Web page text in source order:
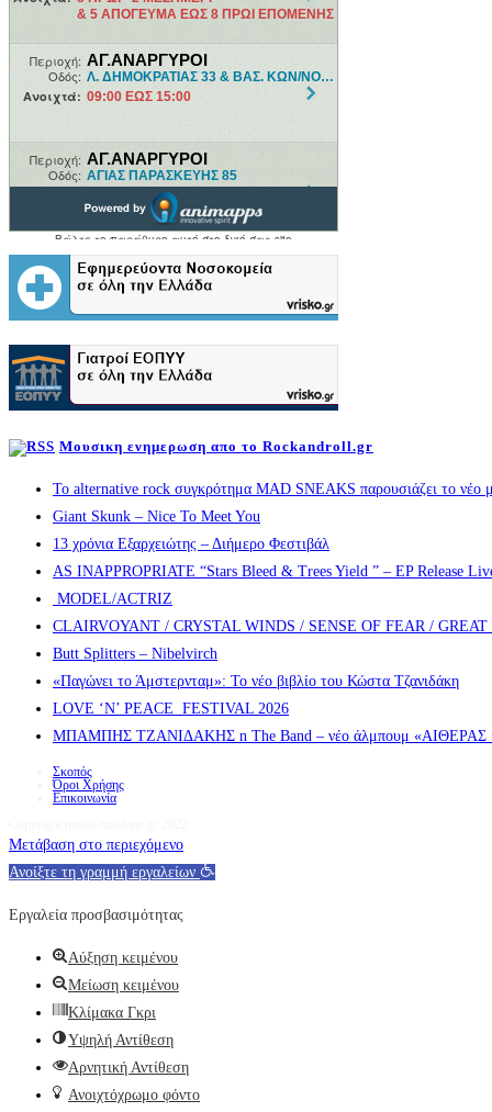
Μουσικη ενημερωση απο το Rockandroll.gr
Το alternative rock συγκρότημα MAD SNEAKS παρουσιάζει το νέο
Giant Skunk – Nice To Meet You
13 χρόνια Εξαρχειώτης – Διήμερο Φεστιβάλ
AS INAPPROPRIATE “Stars Bleed & Trees Yield ” – EP Release
MODEL/ACTRIZ
CLAIRVOYANT / CRYSTAL WINDS / SENSE OF FEAR /
Butt Splitters – Nibelvirch
«Παγώνει το Άμστερνταμ»: Το νέο βιβλίο του Κώστα Τζανιδάκη
LOVE ‘N’ PEACE FESTIVAL 2026
ΜΠΑΜΠΗΣ ΤΖΑΝΙΔΑΚΗΣ n The Band – νέο άλμπουμ «ΑΙΘΕΡΑΣ »
Σκοπός
Όροι Χρήσης
Επικοινωνία
Μετάβαση στο περιεχόμενο
Ανοίξτε τη γραμμή εργαλείων
Εργαλεία προσβασιμότητας
Αύξηση κειμένου
Μείωση κειμένου
Κλίμακα Γκρι
Υψηλή Αντίθεση
Αρνητική Αντίθεση
Ανοιχτόχρωμο φόντο